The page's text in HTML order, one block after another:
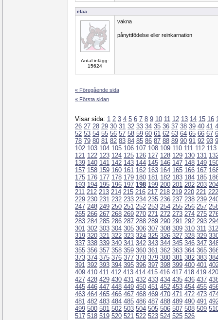
elaa
Antal inlägg:
15624
vakna
pånyttfödelse eller reinkarnation
« Föregående sida
« Första sidan
Visar sida: 1 2 3 4 5 6 7 8 9 10 11 12 13 14 15 16
26 27 28 29 30 31 32 33 34 35 36 37 38 39 40 41
52 53 54 55 56 57 58 59 60 61 62 63 64 65 66 67
78 79 80 81 82 83 84 85 86 87 88 89 90 91 92 93
102 103 104 105 106 107 108 109 110 111 112 113
121 122 123 124 125 126 127 128 129 130 131
139 140 141 142 143 144 145 146 147 148 149
157 158 159 160 161 162 163 164 165 166 167
175 176 177 178 179 180 181 182 183 184 185
193 194 195 196 197 198 199 200 201 202 203
211 212 213 214 215 216 217 218 219 220 221 222
229 230 231 232 233 234 235 236 237 238 239
247 248 249 250 251 252 253 254 255 256 257
265 266 267 268 269 270 271 272 273 274 275
283 284 285 286 287 288 289 290 291 292 293
301 302 303 304 305 306 307 308 309 310 311 312
319 320 321 322 323 324 325 326 327 328 329
337 338 339 340 341 342 343 344 345 346 347
355 356 357 358 359 360 361 362 363 364 365
373 374 375 376 377 378 379 380 381 382 383
391 392 393 394 395 396 397 398 399 400 401
409 410 411 412 413 414 415 416 417 418 419 420
427 428 429 430 431 432 433 434 435 436 437
445 446 447 448 449 450 451 452 453 454 455
463 464 465 466 467 468 469 470 471 472 473
481 482 483 484 485 486 487 488 489 490 491
499 500 501 502 503 504 505 506 507 508 509
517 518 519 520 521 522 523 524 525 526